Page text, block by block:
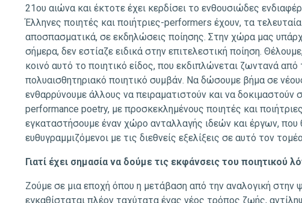
21ου αιώνα και έκτοτε έχει κερδίσει το ενθουσιώδες
Έλληνες ποιητές και ποιήτριες-performers έχουν, τα
αποσπασματικά, σε εκδηλώσεις ποίησης. Στην χώρα μας
σήμερα, δεν εστίαζε ειδικά στην επιτελεστική ποίηση.
κοινό αυτό το ποιητικό είδος, που εκδιπλώνεται ζωντανά
πολυαισθητηριακό ποιητικό συμβάν. Να δώσουμε βήμα σε
ενθαρρύνουμε άλλους να πειραματιστούν και να δοκιμαστούν
performance poetry, με προσκεκλημένους ποιητές και
εγκαταστήσουμε έναν χώρο ανταλλαγής ιδεών και έργων, που
ευθυγραμμιζόμενοι με τις διεθνείς εξελίξεις σε αυτό τον
Γιατί έχει σημασία να δούμε τις εκφάνσεις του
Ζούμε σε μια εποχή όπου η μετάβαση από την αναλογική στην
εγκαθίσταται πλέον ταχύτατα ένας νέος τρόπος ζωής,